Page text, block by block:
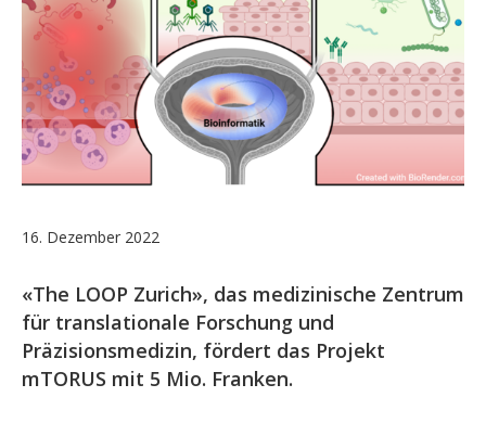
16. Dezember 2022
«The LOOP Zurich», das medizinische Zentrum
für translationale Forschung und
Präzisionsmedizin, fördert das Projekt
mTORUS mit 5 Mio. Franken.